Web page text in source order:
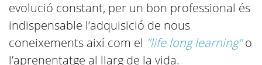
evolució constant, per un bon professional és
indispensable l’adquisició de nous
coneixements així com el "life long learning"o
l’aprenentatge al llarg de la vida.